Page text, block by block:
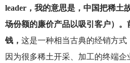
leader，我的意思是，中国把稀土
场份额的廉价产品以吸引客户）
钱， 这是一种相当古典的经销方式
因为很多稀土开采、加工的终端